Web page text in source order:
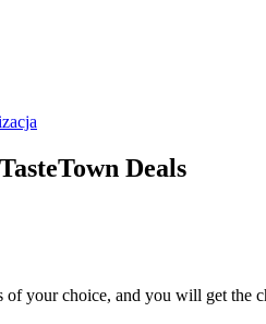
Deals
of your choice, and you will get the